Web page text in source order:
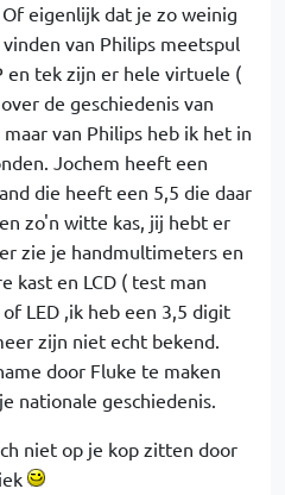
eigenlijk dat je zo weinig
van Philips meetspul
en tek zijn er hele virtuele (
de geschiedenis van
van Philips heb ik het in
Jochem heeft een
die heeft een 5,5 die daar
zo'n witte kas, jij hebt er
zie je handmultimeters en
kast en LCD ( test man
LED ,ik heb een 3,5 digit
zijn niet echt bekend.
door Fluke te maken
nationale geschiedenis.
niet op je kop zitten door